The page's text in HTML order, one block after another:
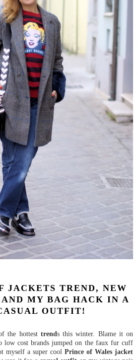
JACKETS TREND, NEW
MY BAG HACK IN A
OUTFIT!
the hottest trends this winter. Blame it on
low cost brands jumped on the faux fur cuff
myself a super cool Prince of Wales jacket